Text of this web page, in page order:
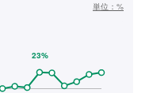
単位： %